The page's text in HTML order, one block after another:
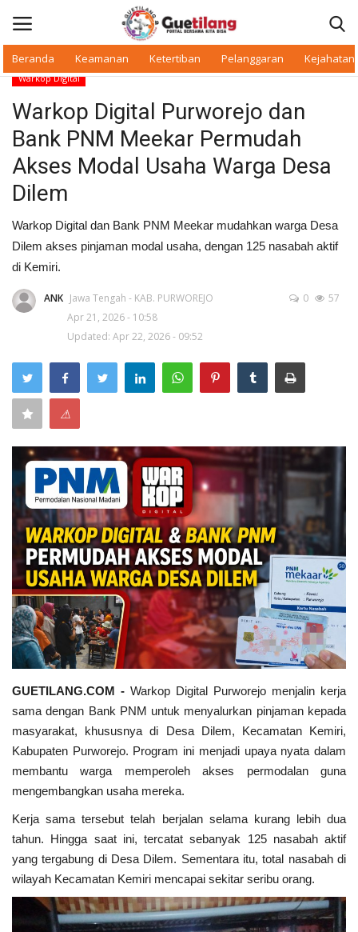
Beranda Keamanan Ketertiban Pelanggaran Kejahatan
Beranda
Daerah
Makan Bergizi
Warkop Digital
Pelanggaran
Ketertiban
Keamanan
Kejahatan
Cybers Event
UMKM & Ekonomi Kreatif
Pekerja Migran Indonesia
Ekonomi
Pendidikan
Informasi Journalism
Olahraga
Kesehatan
Layanan Publik
Perempuan/Anak
Warkop Digital
Warkop Digital Purworejo dan
Bank PNM Meekar Permudah
Akses Modal Usaha Warga Desa
Dilem
Warkop Digital dan Bank PNM Meekar mudahkan warga Desa
Dilem akses pinjaman modal usaha, dengan 125 nasabah aktif
di Kemiri.
ANK Jawa Tengah - KAB. PURWOREJO
Apr 21, 2026 - 10:58
Updated: Apr 22, 2026 - 09:52
0 57
⚠
GUETILANG.COM - Warkop Digital Purworejo menjalin kerja
sama dengan Bank PNM untuk menyalurkan pinjaman kepada
masyarakat, khususnya di Desa Dilem, Kecamatan Kemiri,
Kabupaten Purworejo. Program ini menjadi upaya nyata dalam
membantu warga memperoleh akses permodalan guna
mengembangkan usaha mereka.
Kerja sama tersebut telah berjalan selama kurang lebih dua
tahun. Hingga saat ini, tercatat sebanyak 125 nasabah aktif
yang tergabung di Desa Dilem. Sementara itu, total nasabah di
wilayah Kecamatan Kemiri mencapai sekitar seribu orang.